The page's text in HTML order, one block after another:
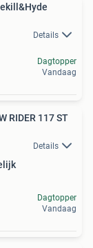
Details
Dagtopper
Vandaag
RIDER 117 ST
Details
Dagtopper
Vandaag